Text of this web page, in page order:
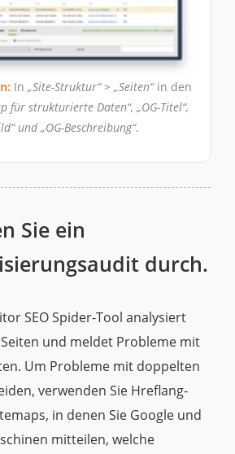
In „Site-Struktur“ > „Seiten“in den
für strukturierte Daten“, „OG-Titel“,
und „OG-Beschreibung“.
Sie ein
durch.
SEO Spider-Tool analysiert
und meldet Probleme mit
Um Probleme mit doppelten
verwenden Sie Hreflang-
in denen Sie Google und
mitteilen, welche